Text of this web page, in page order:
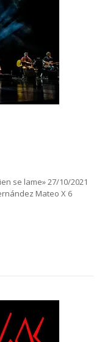
se lame» 27/10/2021
Mateo X 6